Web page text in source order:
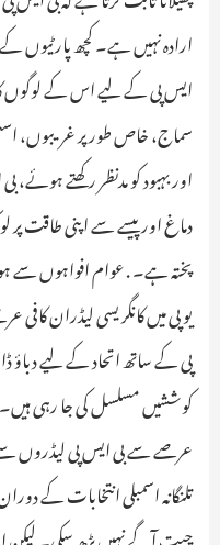
ارادہ نہیں ہے۔ کچھ پارٹیوں
ایس پی کے لیے اس کے لوگوں
سماج، خاص طور پر غریبوں،
اور بہبود کو مدنظر رکھتے
دماغ اور پیسے سے اپنی طاقت
پختہ ہے۔ . عوام افواہوں سے
یوپی میں کانگریسی لیڈران
کوششیں مسلسل کی جا رہی
عرصے سے بی ایس پی لیڈروں
تلنگانہ اسمبلی انتخابات کے